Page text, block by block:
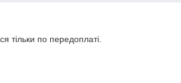
тільки по передоплаті.